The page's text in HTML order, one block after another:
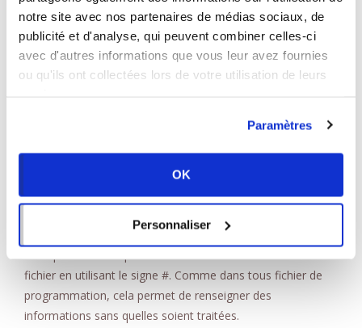
notre site avec nos partenaires de médias sociaux, de
publicité et d'analyse, qui peuvent combiner celles-ci
avec d'autres informations que vous leur avez fournies
ou qu'ils ont collectées lors de votre utilisation de leurs
Paramètres
OK
Personnaliser
les robots le minimum entre chaque requêtes grâce au
paramètre Crawl-delay. Dans l’exemple suivant, nous
indiquons au robot
thebot
que les ses requetes doivent
être espacés de 30 secondes:
Crawl-delay
Google et que vous devez paramétrer cette demande
directement dans Google Search Console.
fichier en utilisant le signe #. Comme dans tous fichier de
programmation, cela permet de renseigner des
informations sans quelles soient traitées.